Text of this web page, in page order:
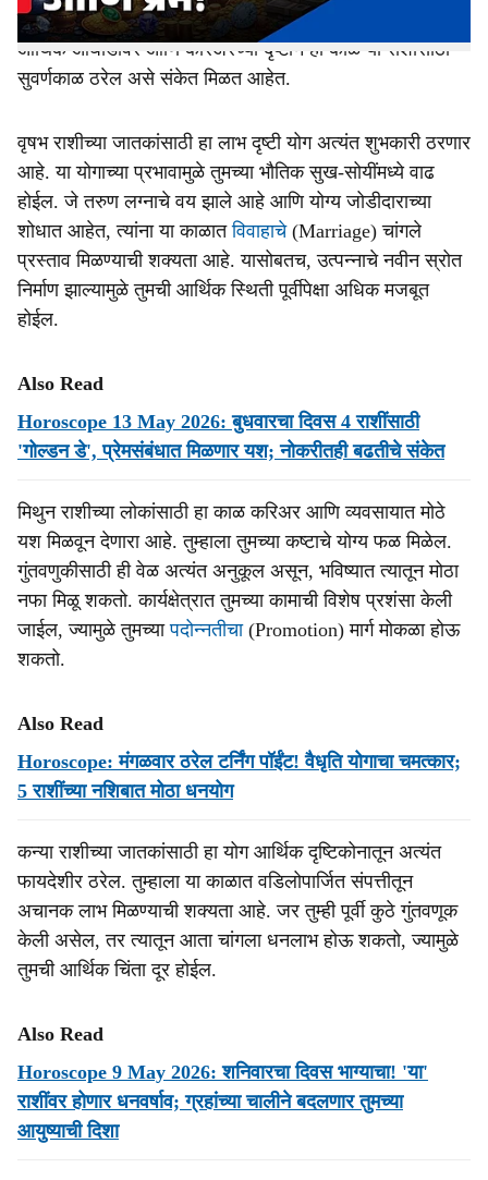
सुख, समृद्धी आणि प्रगतीचे नवीन मार्ग खुले होणार आहेत. विशेषतः
आर्थिक आघाडीवर आणि करिअरच्या दृष्टीने हा काळ या राशींसाठी
सुवर्णकाळ ठरेल असे संकेत मिळत आहेत.
वृषभ राशीच्या जातकांसाठी हा लाभ दृष्टी योग अत्यंत शुभकारी ठरणार
आहे. या योगाच्या प्रभावामुळे तुमच्या भौतिक सुख-सोयींमध्ये वाढ
होईल. जे तरुण लग्नाचे वय झाले आहे आणि योग्य जोडीदाराच्या
शोधात आहेत, त्यांना या काळातविवाहाचे(Marriage) चांगले
प्रस्ताव मिळण्याची शक्यता आहे. यासोबतच, उत्पन्नाचे नवीन स्रोत
निर्माण झाल्यामुळे तुमची आर्थिक स्थिती पूर्वीपेक्षा अधिक मजबूत
होईल.
Also Read
Horoscope 13 May 2026: बुधवारचा दिवस 4 राशींसाठी
'गोल्डन डे', प्रेमसंबंधात मिळणार यश; नोकरीतही बढतीचे संकेत
मिथुन राशीच्या लोकांसाठी हा काळ करिअर आणि व्यवसायात मोठे
यश मिळवून देणारा आहे. तुम्हाला तुमच्या कष्टाचे योग्य फळ मिळेल.
गुंतवणुकीसाठी ही वेळ अत्यंत अनुकूल असून, भविष्यात त्यातून मोठा
नफा मिळू शकतो. कार्यक्षेत्रात तुमच्या कामाची विशेष प्रशंसा केली
जाईल, ज्यामुळे तुमच्यापदोन्नतीचा(Promotion) मार्ग मोकळा होऊ
शकतो.
Also Read
Horoscope: मंगळवार ठरेल टर्निंग पॉईंट! वैधृति योगाचा चमत्कार;
5 राशींच्या नशिबात मोठा धनयोग
कन्या राशीच्या जातकांसाठी हा योग आर्थिक दृष्टिकोनातून अत्यंत
फायदेशीर ठरेल. तुम्हाला या काळात वडिलोपार्जित संपत्तीतून
अचानक लाभ मिळण्याची शक्यता आहे. जर तुम्ही पूर्वी कुठे गुंतवणूक
केली असेल, तर त्यातून आता चांगला धनलाभ होऊ शकतो, ज्यामुळे
तुमची आर्थिक चिंता दूर होईल.
Also Read
Horoscope 9 May 2026: शनिवारचा दिवस भाग्याचा! 'या'
राशींवर होणार धनवर्षाव; ग्रहांच्या चालीने बदलणार तुमच्या
आयुष्याची दिशा